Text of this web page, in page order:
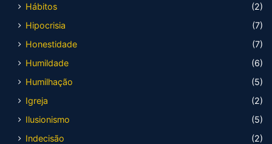
Hábitos
(2)
Hipocrisia
(7)
Honestidade
(7)
Humildade
(6)
Humilhação
(5)
Igreja
(2)
Ilusionismo
(5)
Indecisão
(2)